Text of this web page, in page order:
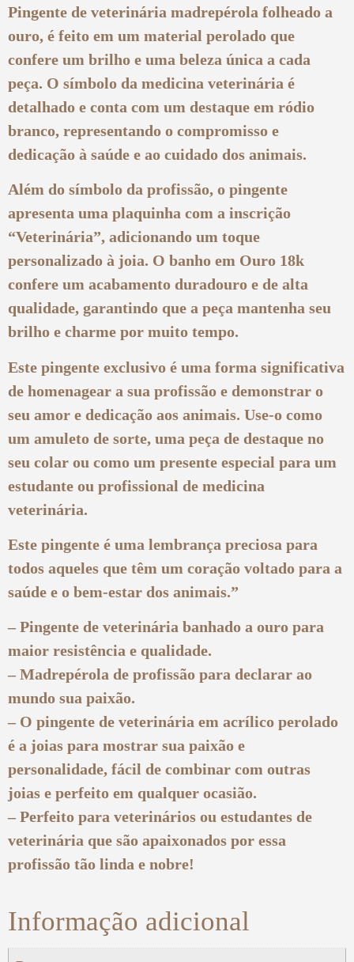
Pingente de veterinária madrepérola folheado a
ouro, é feito em um material perolado que
confere um brilho e uma beleza única a cada
peça. O símbolo da medicina veterinária é
detalhado e conta com um destaque em ródio
branco, representando o compromisso e
dedicação à saúde e ao cuidado dos animais.
Além do símbolo da profissão, o pingente
apresenta uma plaquinha com a inscrição
“Veterinária”, adicionando um toque
personalizado à joia. O banho em Ouro 18k
confere um acabamento duradouro e de alta
qualidade, garantindo que a peça mantenha seu
brilho e charme por muito tempo.
Este pingente exclusivo é uma forma significativa
de homenagear a sua profissão e demonstrar o
seu amor e dedicação aos animais. Use-o como
um amuleto de sorte, uma peça de destaque no
seu colar ou como um presente especial para um
estudante ou profissional de medicina
veterinária.
Este pingente é uma lembrança preciosa para
todos aqueles que têm um coração voltado para a
saúde e o bem-estar dos animais.”
– Pingente de veterinária banhado a ouro para
maior resistência e qualidade.
– Madrepérola de profissão para declarar ao
mundo sua paixão.
– O pingente de veterinária em acrílico perolado
é a joias para mostrar sua paixão e
personalidade, fácil de combinar com outras
joias e perfeito em qualquer ocasião.
– Perfeito para veterinários ou estudantes de
veterinária que são apaixonados por essa
profissão tão linda e nobre!
Informação adicional